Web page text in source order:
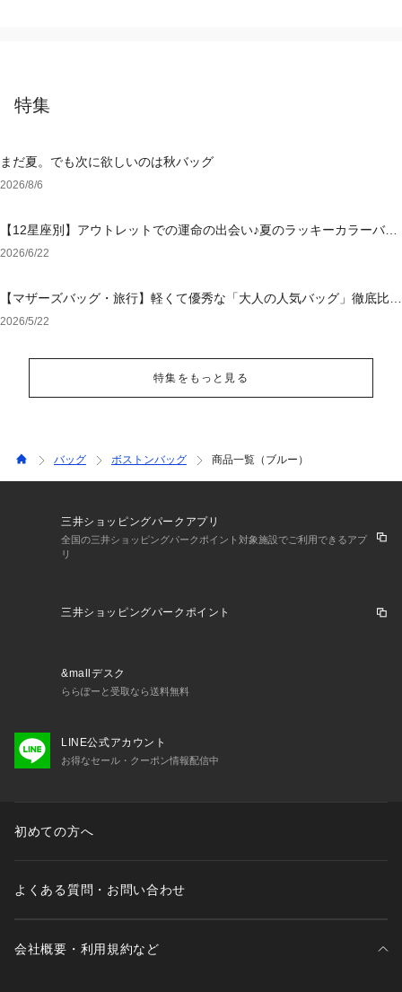
特集
まだ夏。でも次に欲しいのは秋バッグ
2026/8/6
【12星座別】アウトレットでの運命の出会い♪夏のラッキーカラーバッ
グ＆小物
2026/6/22
【マザーズバッグ・旅行】軽くて優秀な「大人の人気バッグ」徹底比
較！後悔しない選び方
2026/5/22
特集をもっと見る
バッグ ボストンバッグ 商品一覧（ブルー）
三井ショッピングパークアプリ
全国の三井ショッピングパークポイント対象施設でご利用できるアプ
リ
三井ショッピングパークポイント
&mallデスク
ららぽーと受取なら送料無料
LINE公式アカウント
お得なセール・クーポン情報配信中
初めての方へ
よくある質問・お問い合わせ
会社概要・利用規約など